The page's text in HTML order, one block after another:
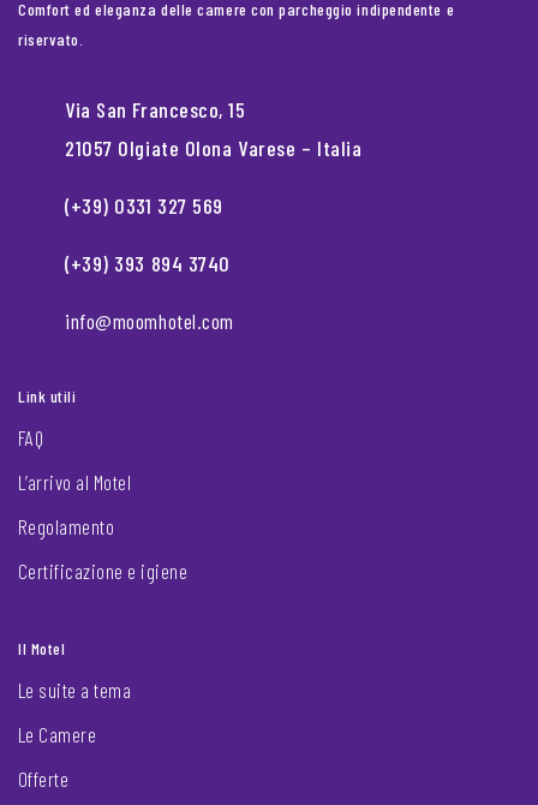
Comfort ed eleganza delle camere con parcheggio indipendente e
riservato.
Via San Francesco, 15
21057 Olgiate Olona Varese – Italia
(+39) 0331 327 569
(+39) 393 894 3740
info@moomhotel.com
Link utili
FAQ
L’arrivo al Motel
Regolamento
Certificazione e igiene
Il Motel
Le suite a tema
Le Camere
Offerte